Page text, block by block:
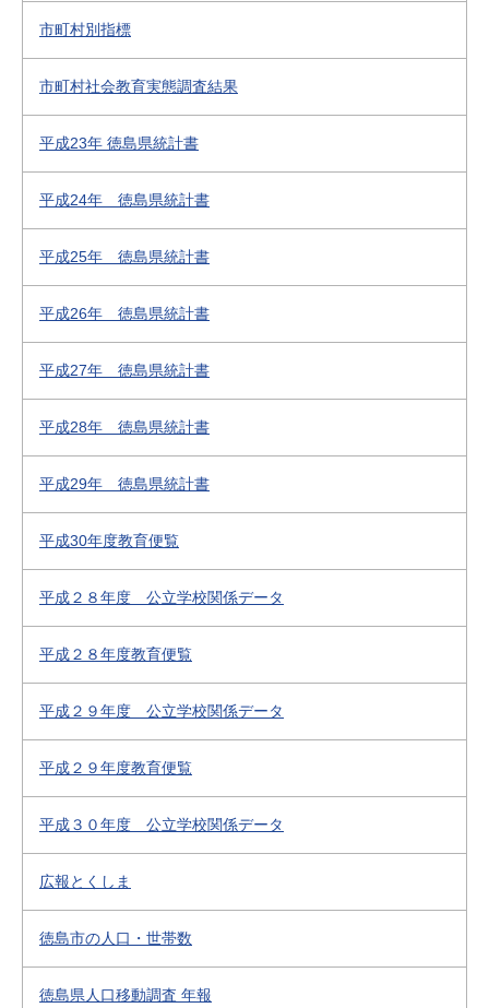
市町村別指標
市町村社会教育実態調査結果
平成23年 徳島県統計書
平成24年 徳島県統計書
平成25年 徳島県統計書
平成26年 徳島県統計書
平成27年 徳島県統計書
平成28年 徳島県統計書
平成29年 徳島県統計書
平成30年度教育便覧
平成２８年度 公立学校関係データ
平成２８年度教育便覧
平成２９年度 公立学校関係データ
平成２９年度教育便覧
平成３０年度 公立学校関係データ
広報とくしま
徳島市の人口・世帯数
徳島県人口移動調査 年報